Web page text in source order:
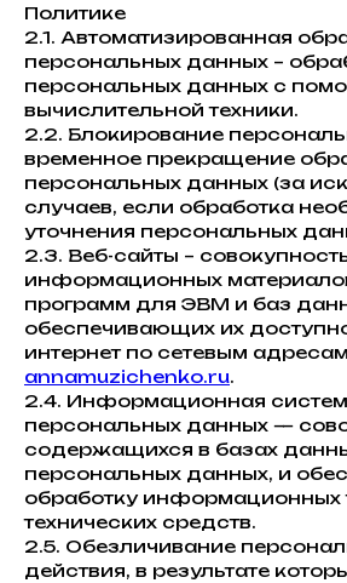
Политике
2.1. Автоматизированная
персональных данных –
персональных данных с
вычислительной техники.
2.2. Блокирование
временное прекращение
персональных данных (за
случаев, если обработка
уточнения персональных
2.3. Веб-сайты –
информационных
программ для ЭВМ и баз
обеспечивающих их
интернет по сетевым адресам
annamuzichenko.ru.
2.4. Информационная
персональных данных —
содержащихся в базах
персональных данных, и
обработку информационных
технических средств.
2.5. Обезличивание
действия, в результате